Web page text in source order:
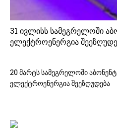
31 ივლისს სამეგრელოში
ელექტროენერგია
20 მარტს სამეგრელოში
ელექტროენერგია შეეზღუდება